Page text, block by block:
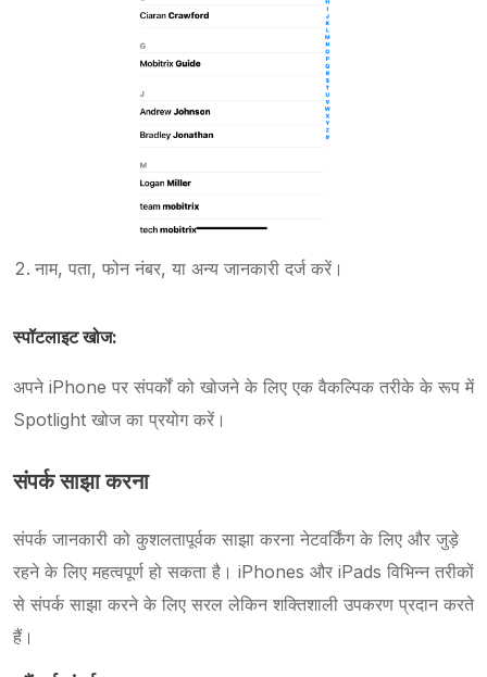
नाम, पता, फोन नंबर, या अन्य जानकारी दर्ज करें।
स्पॉटलाइट खोज:
अपने iPhone पर संपर्कों को खोजने के लिए एक वैकल्पिक तरीके के रूप में
Spotlight खोज का प्रयोग करें।
संपर्क साझा करना
संपर्क जानकारी को कुशलतापूर्वक साझा करना नेटवर्किंग के लिए और जुड़े
रहने के लिए महत्वपूर्ण हो सकता है। iPhones और iPads विभिन्न तरीकों
से संपर्क साझा करने के लिए सरल लेकिन शक्तिशाली उपकरण प्रदान करते
हैं।